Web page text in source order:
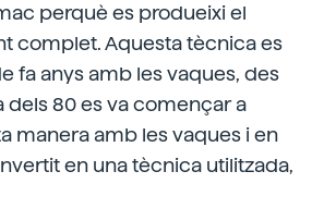
perquè es produeixi el
complet. Aquesta tècnica es
fa anys amb les vaques, des
80 es va començar a
manera amb les vaques i en
en una tècnica utilitzada,